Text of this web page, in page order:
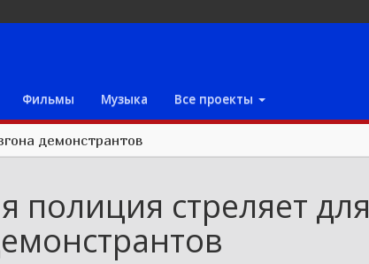
Фильмы Музыка Все проекты
демонстрантов
полиция стреляет для